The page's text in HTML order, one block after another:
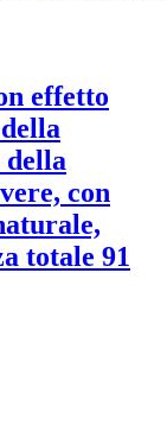
effetto
con
totale 91